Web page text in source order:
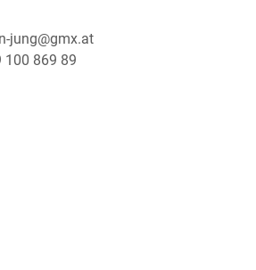
jung@gmx.at
100 869 89